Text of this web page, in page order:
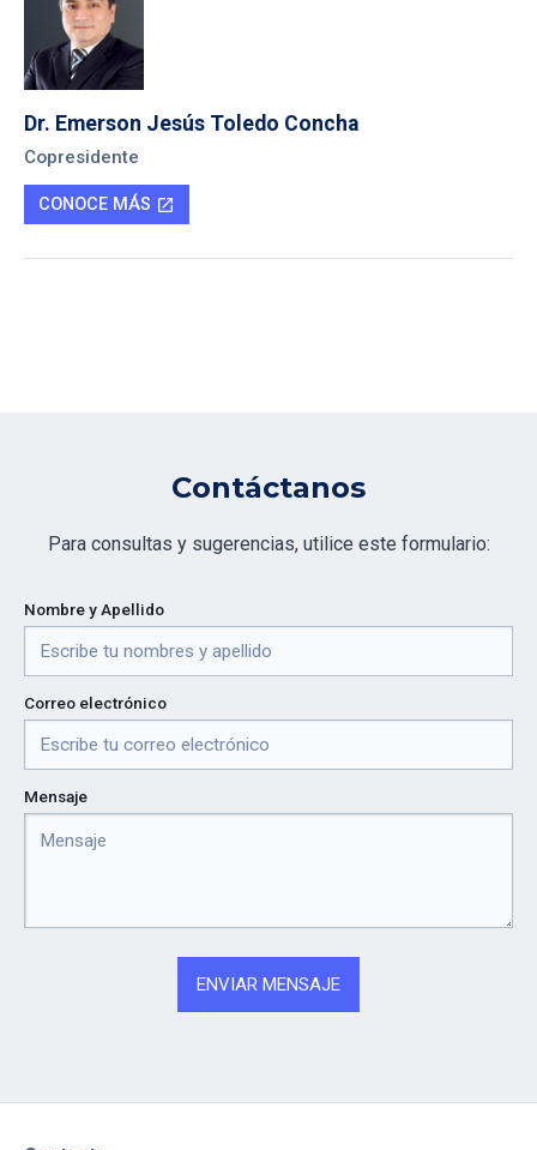
Dr. Emerson Jesús Toledo Concha
Copresidente
CONOCE MÁS open_in_new
Contáctanos
Para consultas y sugerencias, utilice este formulario:
Nombre y Apellido
Correo electrónico
Mensaje